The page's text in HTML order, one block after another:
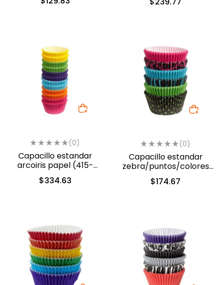
5387)
(0)
Capacillo estandar
arcoiris papel (415-
2179)
$334.63
(0)
Capacillo estandar
zebra/puntos/colores
papel (415-2181)
$174.67